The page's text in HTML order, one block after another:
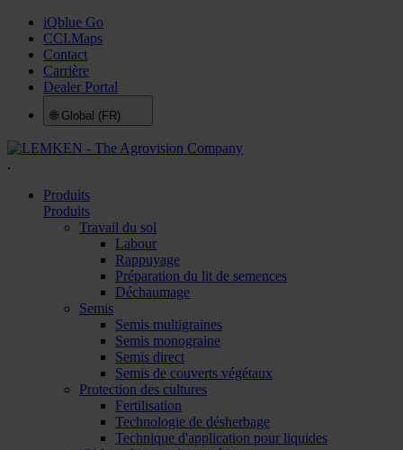
iQblue Go
CCI.Maps
Contact
Carrière
Dealer Portal
🌐 Global (FR)
.
Produits
Produits
Travail du sol
Labour
Rappuyage
Préparation du lit de semences
Déchaumage
Semis
Semis multigraines
Semis monograine
Semis direct
Semis de couverts végétaux
Protection des cultures
Fertilisation
Technologie de désherbage
Technique d'application pour liquides